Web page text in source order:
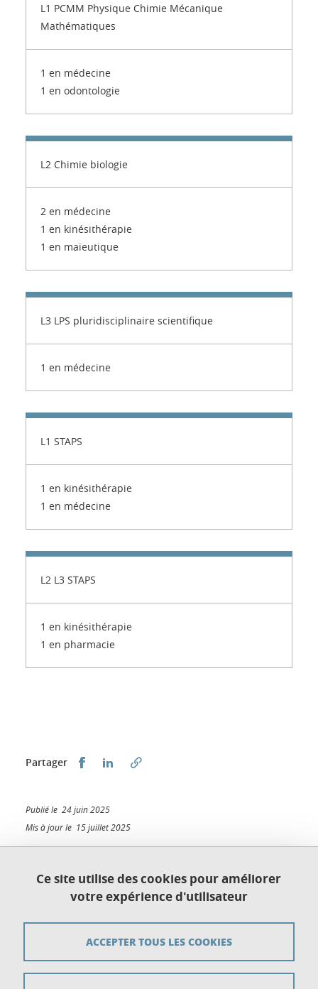
L1 PCMM Physique Chimie Mécanique
Mathématiques
1 en médecine
1 en odontologie
L2 Chimie biologie
2 en médecine
1 en kinésithérapie
1 en maïeutique
L3 LPS pluridisciplinaire scientifique
1 en médecine
L1 STAPS
1 en kinésithérapie
1 en médecine
L2 L3 STAPS
1 en kinésithérapie
1 en pharmacie
Partager Partager sur Facebook
Partager sur LinkedIn
Publié le 24 juin 2025
Mis à jour le 15 juillet 2025
Mentions légales
Ce site utilise des cookies pour améliorer
votre expérience d'utilisateur
ACCEPTER TOUS LES COOKIES